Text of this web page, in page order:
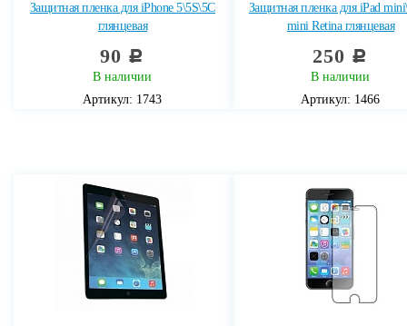
Защитная пленка для iPhone 5\5S\5C
глянцевая
90 c
В наличии
Артикул: 1743
Защитная пленка для iPad
mini Retina глянцевая
250 c
В наличии
Артикул: 1466